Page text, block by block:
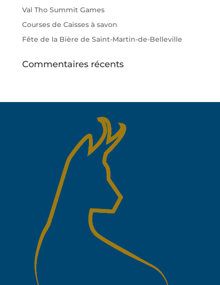
Val Tho Summit Games
Courses de Caisses à savon
Fête de la Bière de Saint-Martin-de-Belleville
Commentaires récents